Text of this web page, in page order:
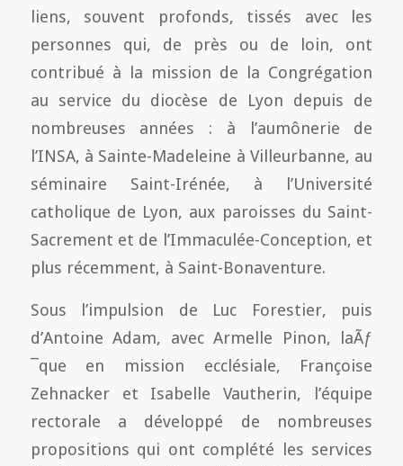
liens, souvent profonds, tissés avec les
personnes qui, de près ou de loin, ont
contribué à la mission de la Congrégation
au service du diocèse de Lyon depuis de
nombreuses années : à l’aumônerie de
l’INSA, à Sainte-Madeleine à Villeurbanne, au
séminaire Saint-Irénée, à l’Université
catholique de Lyon, aux paroisses du Saint-
Sacrement et de l’Immaculée-Conception, et
plus récemment, à Saint-Bonaventure.
Sous l’impulsion de Luc Forestier, puis
d’Antoine Adam, avec Armelle Pinon, laÃƒ
¯que en mission ecclésiale, Françoise
Zehnacker et Isabelle Vautherin, l’équipe
rectorale a développé de nombreuses
propositions qui ont complété les services